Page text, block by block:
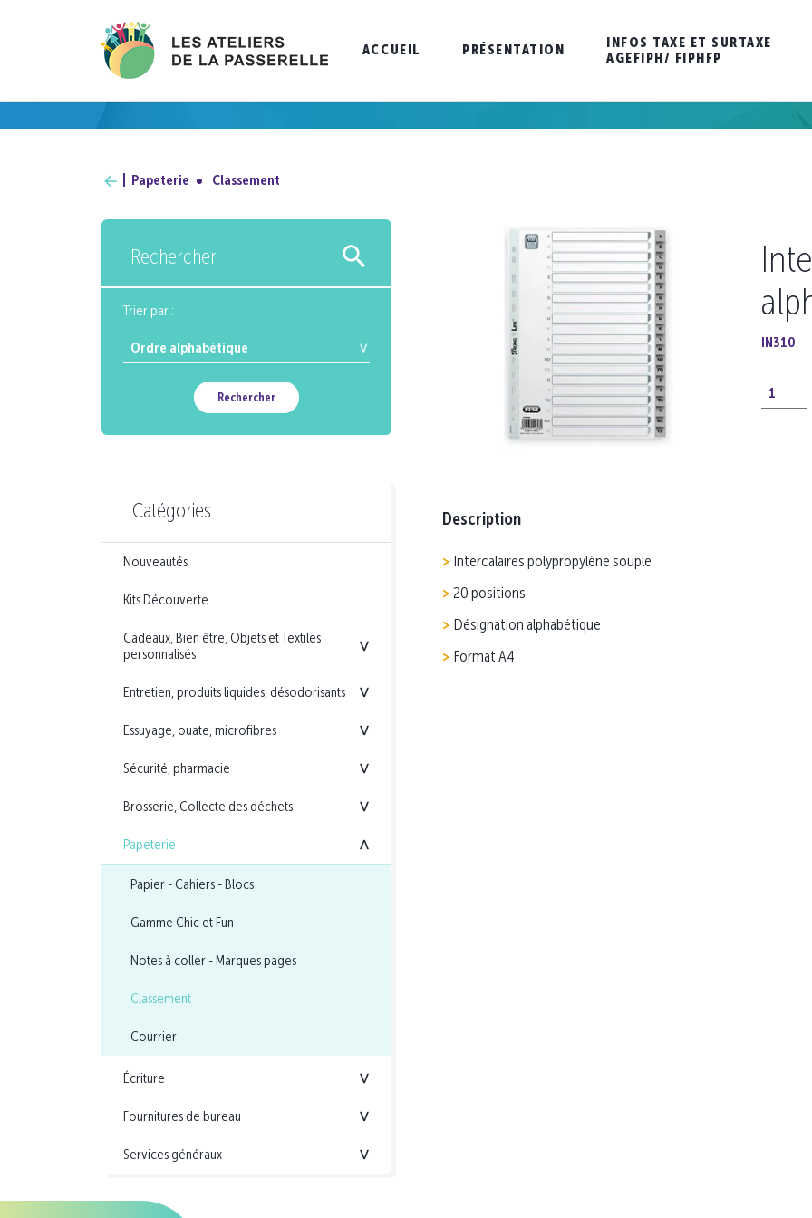
ACCUEIL PRÉSENTATION
INFOS TAXE ET SURTAXE
AGEFIPH/ FIPHFP
Papeterie Classement
Rechercher
Trier par :
Rechercher
Catégories
Nouveautés
Kits Découverte
Cadeaux, Bien être, Objets et Textiles
personnalisés
<
Entretien, produits liquides, désodorisants <
Essuyage, ouate, microfibres <
Sécurité, pharmacie <
Brosserie, Collecte des déchets <
Papeterie <
Papier - Cahiers - Blocs
Gamme Chic et Fun
Notes à coller - Marques pages
Classement
Courrier
Écriture <
Fournitures de bureau <
Services généraux <
IN310
Description
Intercalaires polypropylène souple
20 positions
Désignation alphabétique
Format A4